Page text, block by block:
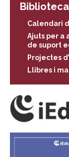
Biblioteca
Calendari
Ajuts per a
de suport
Projectes
Llibres i